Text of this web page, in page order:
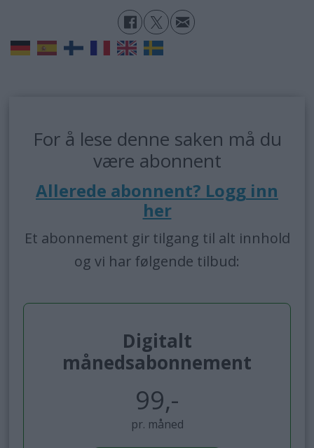
For å lese denne saken må du
være abonnent
Allerede abonnent? Logg inn
her
Et abonnement gir tilgang til alt innhold
og vi har følgende tilbud:
Digitalt
månedsabonnement
99,-
pr. måned